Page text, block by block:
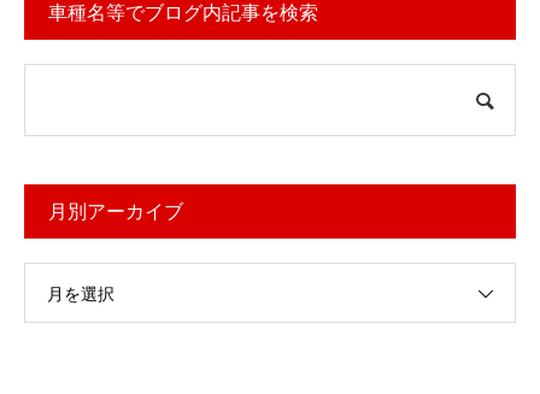
車種名等でブログ内記事を検索
月別アーカイブ
月を選択